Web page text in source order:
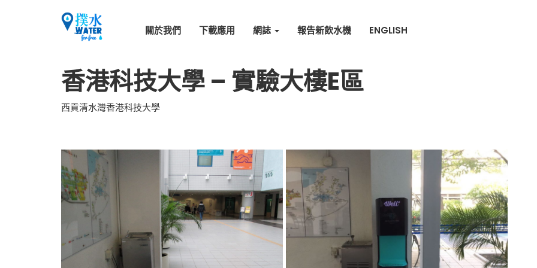
關於我們 下載應用 網誌 報告新飲水機 ENGLISH
香港科技大學 – 實驗大樓E區
西貢清水灣香港科技大學